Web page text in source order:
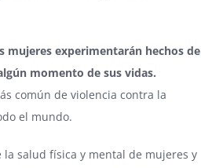
mujeres experimentarán hechos de
momento de sus vidas.
común de violencia contra la
el mundo.
salud física y mental de mujeres y